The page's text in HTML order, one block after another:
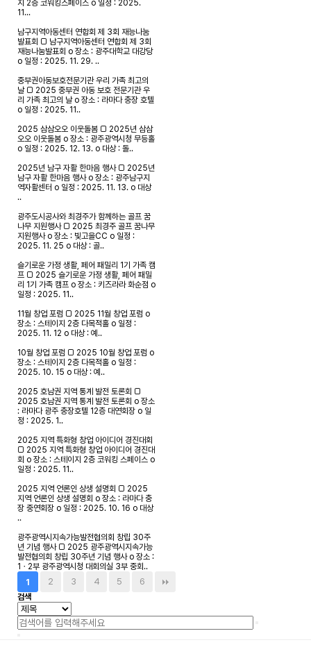
지 2층 코워킹스페이스 o 일정 : 2025.
11...
남구지역아동센터 연합회 제 3회 재능나눔
발표회 □ 남구지역아동센터 연합회 제 3회
재능나눔발표회 o 장소 : 광주대학교 대강당
o 일정 : 2025. 11. 29. ..
중부권아동보호전문기관 우리 가족 최고의
날 □ 2025 중부권 아동 보호 전문기관 우
리 가족 최고의 날 o 장소 : 라마다 충장 호텔
o 일정 : 2025. 11..
2025 삼삼오오 이웃돌봄 □ 2025년 삼삼
오오 이웃돌봄 o 장소 : 광주광역시청 무등홀
o 일정 : 2025. 12. 13. o 대상 : 돌..
2025년 남구 자활 한마음 행사 □ 2025년
남구 자활 한마음 행사 o 장소 : 광주남구지
역자활센터 o 일정 : 2025. 11. 13. o 대상
..
광주도시공사와 최경주가 함께하는 골프 꿈
나무 지원행사 □ 2025 최경주 골프 꿈나무
지원행사 o 장소 : 빛고을CC o 일정 :
2025. 11. 25 o 대상 : 골..
슬기로운 가정 생활, 페어 패밀리 1기 가족 캠
프 □ 2025 슬기로운 가정 생활, 페어 패밀
리 1기 가족 캠프 o 장소 : 키즈라라 화순점 o
일정 : 2025. 11..
11월 창업 포럼 □ 2025 11월 창업 포럼 o
장소 : 스테이지 2층 다목적홀 o 일정 :
2025. 11. 12 o 대상 : 예..
10월 창업 포럼 □ 2025 10월 창업 포럼 o
장소 : 스테이지 2층 다목적홀 o 일정 :
2025. 10. 15 o 대상 : 예..
2025 호남권 지역 통계 발전 토론회 □
2025 호남권 지역 통계 발전 토론회 o 장소
: 라마다 광주 충장호텔 12층 대연회장 o 일
정 : 2025. 1..
2025 지역 특화형 창업 아이디어 경진대회
□ 2025 지역 특화형 창업 아이디어 경진대
회 o 장소 : 스테이지 2층 코워킹 스페이스 o
일정 : 2025. 11..
2025 지역 언론인 상생 설명회 □ 2025
지역 언론인 상생 설명회 o 장소 : 라마다 충
장 중연회장 o 일정 : 2025. 10. 16 o 대상
..
광주광역시지속가능발전협의회 창립 30주
년 기념 행사 □ 2025 광주광역시지속가능
발전협의회 창립 30주년 기념 행사 o 장소 :
1ㆍ2부 광주광역시청 대회의실 3부 중회..
1
2 3 4 5 6
검색